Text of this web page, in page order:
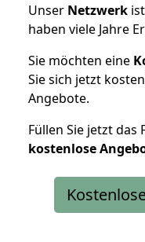
Unser Netzwerk
haben viele Jahre
Sie möchten eine
Sie sich jetzt
Angebote.
Füllen Sie jetzt
kostenlose